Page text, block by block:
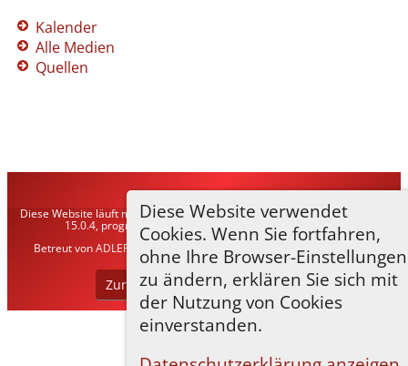
Diese Website verwendet
Cookies. Wenn Sie fortfahren,
ohne Ihre Browser-Einstellungen
zu ändern, erklären Sie sich mit
der Nutzung von Cookies
einverstanden.
Kalender
Alle Medien
Quellen
TNG-ADLER ©
Diese Website läuft mit The Next Generation of Genealogy Sitebuilding
15.0.4, programmiert von Darrin Lythgoe © 2001-2026.
Betreut vonADLER Heraldisch-Genealogische Gesellschaft, Wien
Datenschutzerklärung.
Zur Desktop-Webseite wechseln